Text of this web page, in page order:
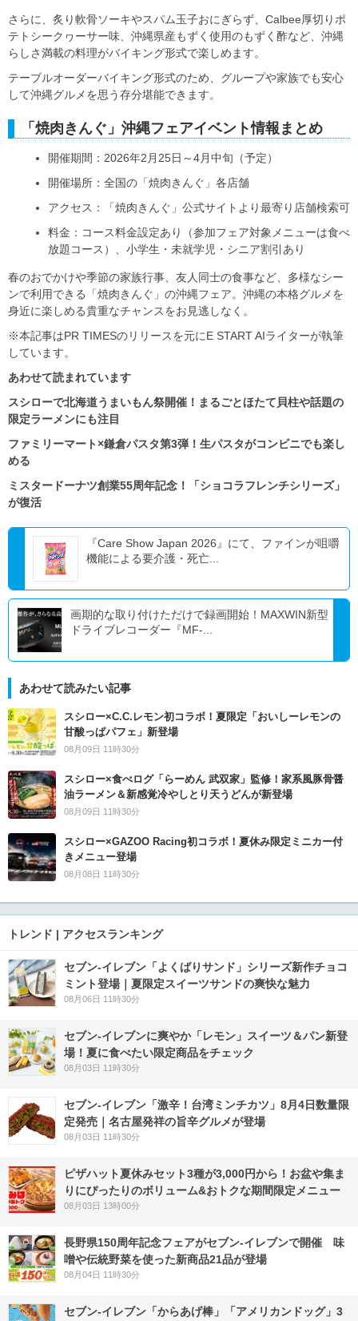
さらに、炙り軟骨ソーキやスパム玉子おにぎらず、Calbee厚切りポ
テトシークヮーサー味、沖縄県産もずく使用のもずく酢など、沖縄
らしさ満載の料理がバイキング形式で楽しめます。
テーブルオーダーバイキング形式のため、グループや家族でも安心
して沖縄グルメを思う存分堪能できます。
「焼肉きんぐ」沖縄フェアイベント情報まとめ
開催期間：2026年2月25日～4月中旬（予定）
開催場所：全国の「焼肉きんぐ」各店舗
アクセス：「焼肉きんぐ」公式サイトより最寄り店舗検索可
料金：コース料金設定あり（参加フェア対象メニューは食べ
放題コース）、小学生・未就学児・シニア割引あり
春のおでかけや季節の家族行事、友人同士の食事など、多様なシー
ンで利用できる「焼肉きんぐ」の沖縄フェア。沖縄の本格グルメを
身近に楽しめる貴重なチャンスをお見逃しなく。
※本記事はPR TIMESのリリースを元にE START AIライターが執筆
しています。
あわせて読まれています
スシローで北海道うまいもん祭開催！まるごとほたて貝柱や話題の
限定ラーメンにも注目
ファミリーマート×鎌倉パスタ第3弾！生パスタがコンビニでも楽し
める
ミスタードーナツ創業55周年記念！「ショコラフレンチシリーズ」
が復活
『Care Show Japan 2026』にて、ファインが咀嚼
機能による要介護・死亡...
画期的な取り付けただけで録画開始！MAXWIN新型
ドライブレコーダー『MF-...
あわせて読みたい記事
スシロー×C.C.レモン初コラボ！夏限定「おいしーレモンの
甘酸っぱパフェ」新登場
08月09日 11時30分
スシロー×食べログ「らーめん 武双家」監修！家系風豚骨醤
油ラーメン＆新感覚冷やしとり天うどんが新登場
08月09日 11時30分
スシロー×GAZOO Racing初コラボ！夏休み限定ミニカー付
きメニュー登場
08月08日 11時30分
トレンド | アクセスランキング
セブン‐イレブン「よくばりサンド」シリーズ新作チョコ
ミント登場｜夏限定スイーツサンドの爽快な魅力
08月06日 11時30分
セブン‐イレブンに爽やか「レモン」スイーツ＆パン新登
場！夏に食べたい限定商品をチェック
08月03日 11時30分
セブン-イレブン「激辛！台湾ミンチカツ」8月4日数量限
定発売｜名古屋発祥の旨辛グルメが登場
08月03日 11時30分
ピザハット夏休みセット3種が3,000円から！お盆や集ま
りにぴったりのボリューム&おトクな期間限定メニュー
08月03日 13時00分
長野県150周年記念フェアがセブン-イレブンで開催 味
噌や伝統野菜を使った新商品21品が登場
08月04日 11時30分
セブン‐イレブン「からあげ棒」「アメリカンドッグ」3